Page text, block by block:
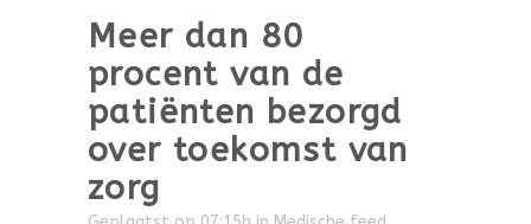
Meer dan 80
procent van de
patiënten bezorgd
over toekomst van
zorg